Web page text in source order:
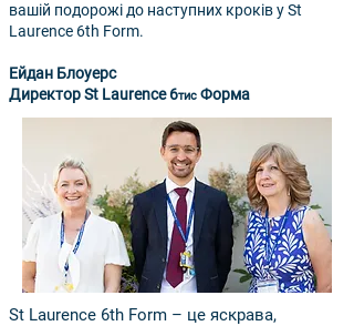
вашій подорожі до наступних кроків у St
Laurence 6th Form.
Ейдан Блоуерс
Директор St Laurence 6тис Форма
St Laurence 6th Form – це яскрава,